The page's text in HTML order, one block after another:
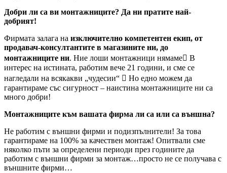
Добри ли са ви монтажниците? Да ни пратите най-
добрият!
Фирмата залага на изключително компетентен екип, от
продавач-консултантите в магазините ни, до
монтажниците ни. Ние лоши монтажници нямаме В
интерес на истината, работим вече 21 години, и сме се
нагледали на всякакви „чудесии“  Но едно можем да
гарантираме със сигурност – наистина монтажниците ни са
много добри!
Монтажниците към вашата фирма ли са или са външна?
Не работим с външни фирми и подизпълнители! За това
гарантираме на 100% за качествен монтаж! Опитвали сме
няколко пъти за определени периоди през годините да
работим с външни фирми за монтаж…просто не се получава с
външните фирми…